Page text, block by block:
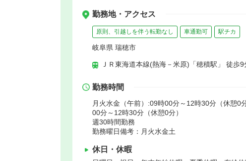
勤務地・アクセス
原則、引越しを伴う転勤なし 車通勤可 駅チカ
岐阜県 瑞穂市
ＪＲ東海道本線(熱海－米原)「穂積駅」 徒歩9
勤務時間
月火水金（午前）:09時00分～12時30分（休憩
00分～12時30分（休憩0分）
週30時間勤務
勤務曜日備考：月火水金土
休日・休暇